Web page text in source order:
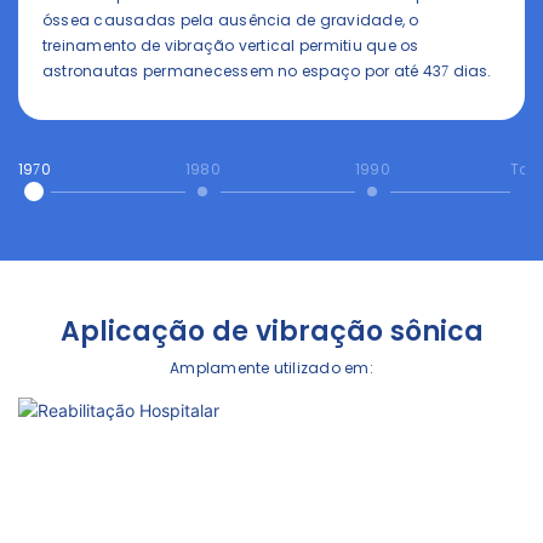
óssea causadas pela ausência de gravidade, o
treinamento de vibração vertical permitiu que os
astronautas permanecessem no espaço por até 437 dias.
1970 1980 1990
Aplicação de vibração sônica
Amplamente utilizado em: